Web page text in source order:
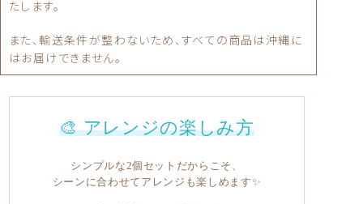
たします。
また、輸送条件が整わないため、すべての商品は沖縄に
はお届けできません。
🎨 アレンジの楽しみ方
シンプルな2個セットだからこそ、
シーンに合わせてアレンジも楽しめます✨